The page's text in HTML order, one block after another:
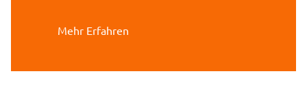
Mehr Erfahren